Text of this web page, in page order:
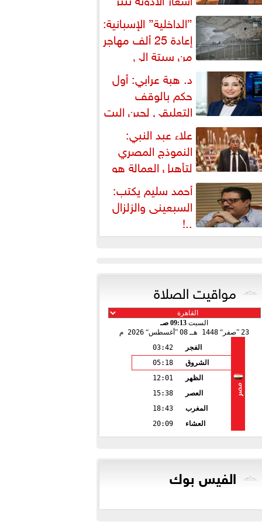
دستورية ويهدد حق
”الداخلية” الإسبانية:
إعادة 25 ألف مهاجر
من سبتة إلى
وارتفاع حصيلة...
د. هبة عرابي: أول
حكم بالوقف
التعليقي لحين البت
الطعن على... علاء عبد النبي:
النموذج المصري
لتأهيل العمالة هو
العملي والأمثل لأزمات...
أحمد سليم يكتب:
السبعينى والزلزال
..!
مواقيت الصلاة
السبت 09:13 صـ
23 صفر 1448 هـ 08 أغسطس 2026 م
مصر
الفجر
03:42
الشروق
05:18
الظهر
12:01
العصر
15:38
المغرب
18:43
العشاء
20:09
الفيس بوك